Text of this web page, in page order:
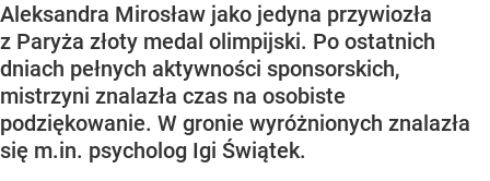
Aleksandra Mirosław jako jedyna przywiozła
z Paryża złoty medal olimpijski. Po ostatnich
dniach pełnych aktywności sponsorskich,
mistrzyni znalazła czas na osobiste
podziękowanie. W gronie wyróżnionych znalazła
się m.in. psycholog Igi Świątek.